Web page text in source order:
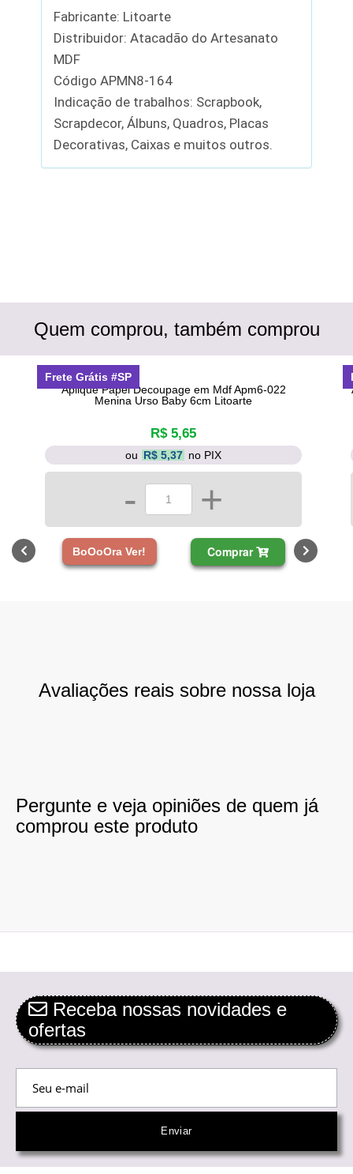
Fabricante: Litoarte
Distribuidor: Atacadão do Artesanato
MDF
Código APMN8-164
Indicação de trabalhos: Scrapbook,
Scrapdecor, Álbuns, Quadros, Placas
Decorativas, Caixas e muitos outros.
Quem comprou, também comprou
Aplique Papel Decoupage em Mdf Apm6-022
Menina Urso Baby 6cm Litoarte
R$ 5,65
ou R$ 5,37 no PIX
- +
BoOoOra Ver! Comprar
Frete Grátis #SP
Avaliações reais sobre nossa loja
Pergunte e veja opiniões de quem já
comprou este produto
Receba nossas novidades e
ofertas